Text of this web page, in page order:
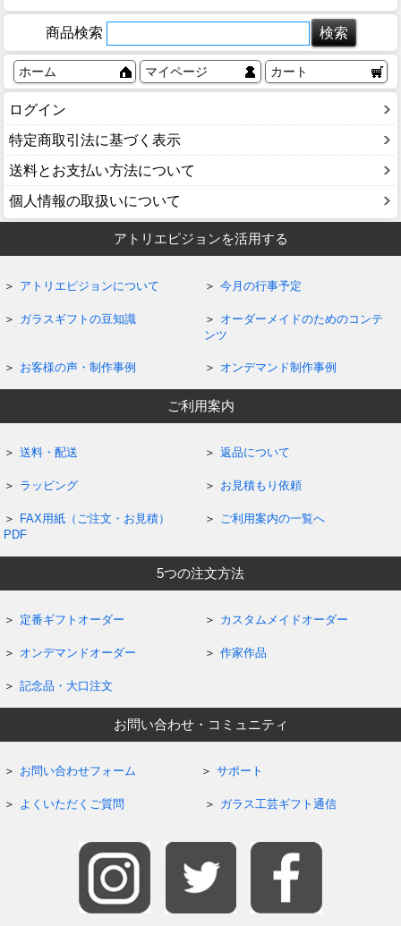
商品検索
ホーム マイページ カート
ログイン
特定商取引法に基づく表示
送料とお支払い方法について
個人情報の取扱いについて
アトリエピジョンを活用する
アトリエピジョンについて 今月の行事予定
ガラスギフトの豆知識
オーダーメイドのためのコンテ
ンツ
お客様の声・制作事例 オンデマンド制作事例
ご利用案内
送料・配送 返品について
ラッピング お見積もり依頼
FAX用紙（ご注文・お見積）
PDF
ご利用案内の一覧へ
5つの注文方法
定番ギフトオーダー カスタムメイドオーダー
オンデマンドオーダー 作家作品
記念品・大口注文
お問い合わせ・コミュニティ
お問い合わせフォーム サポート
よくいただくご質問 ガラス工芸ギフト通信